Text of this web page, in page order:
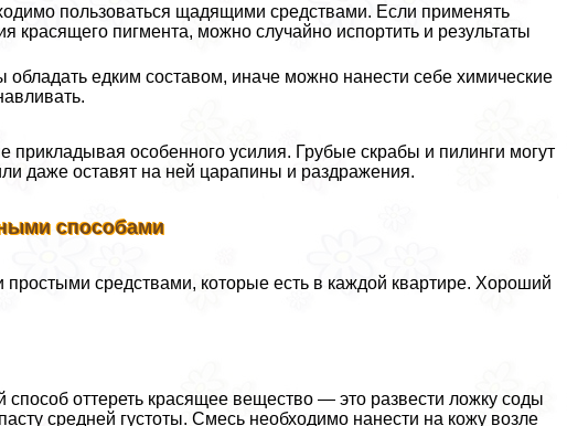
пользоваться щадящими средствами. Если применять
красящего пигмента, можно случайно испортить и результаты
едким составом, иначе можно нанести себе химические
особенного усилия. Грубые скpaбы и пилинги могут
даже оставят на ней царапины и раздражения.
способами
средствами, которые есть в каждой квартире. Хороший
оттереть красящее вещество — это развести ложку соды
средней густоты. Смесь необходимо нанести на кожу возле